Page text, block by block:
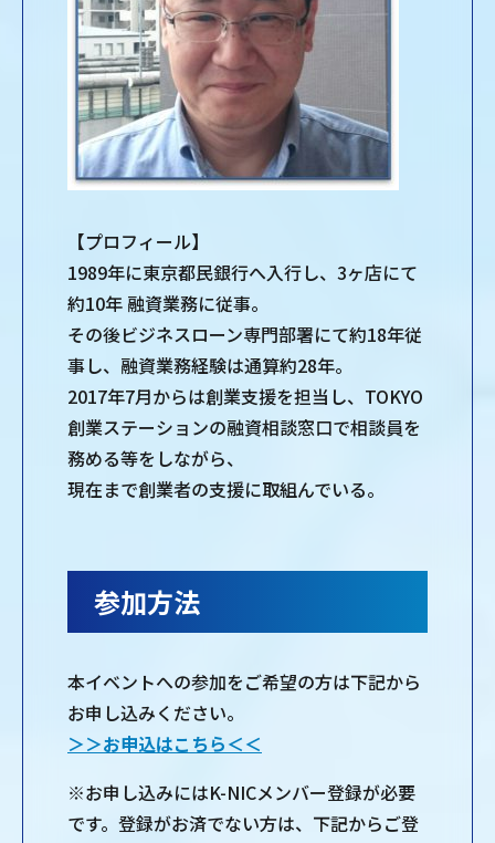
【プロフィール】
1989年に東京都民銀行へ入行し、3ヶ店にて
約10年 融資業務に従事。
その後ビジネスローン専門部署にて約18年従
事し、融資業務経験は通算約28年。
2017年7月からは創業支援を担当し、TOKYO
創業ステーションの融資相談窓口で相談員を
務める等をしながら、
現在まで創業者の支援に取組んでいる。
参加方法
本イベントへの参加をご希望の方は下記から
お申し込みください。
＞＞お申込はこちら＜＜
※お申し込みにはK-NICメンバー登録が必要
です。登録がお済でない方は、下記からご登